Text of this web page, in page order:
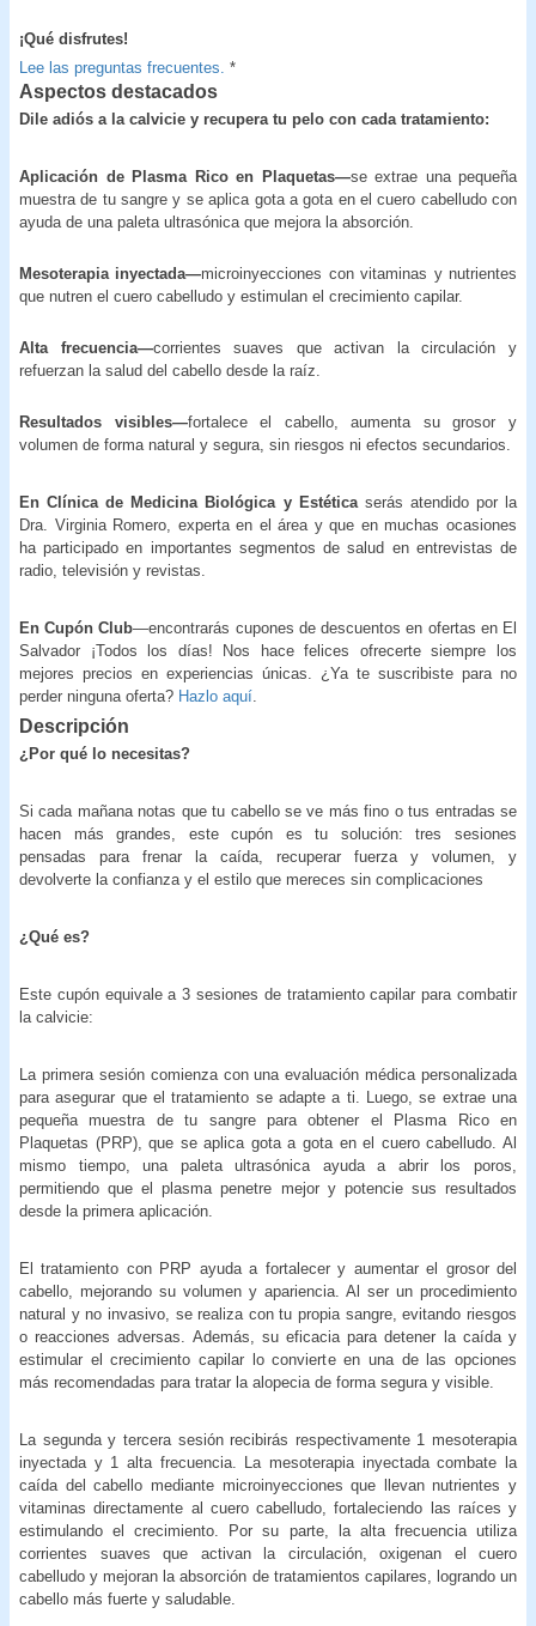
¡Qué disfrutes!
Lee las preguntas frecuentes. *
Aspectos destacados
Dile adiós a la calvicie y recupera tu pelo con cada tratamiento:
Aplicación de Plasma Rico en Plaquetas—se extrae una pequeña
muestra de tu sangre y se aplica gota a gota en el cuero cabelludo con
ayuda de una paleta ultrasónica que mejora la absorción.
Mesoterapia inyectada—microinyecciones con vitaminas y nutrientes
que nutren el cuero cabelludo y estimulan el crecimiento capilar.
Alta frecuencia—corrientes suaves que activan la circulación y
refuerzan la salud del cabello desde la raíz.
Resultados visibles—fortalece el cabello, aumenta su grosor y
volumen de forma natural y segura, sin riesgos ni efectos secundarios.
En Clínica de Medicina Biológica y Estética serás atendido por la
Dra. Virginia Romero, experta en el área y que en muchas ocasiones
ha participado en importantes segmentos de salud en entrevistas de
radio, televisión y revistas.
En Cupón Club—encontrarás cupones de descuentos en ofertas en El
Salvador ¡Todos los días! Nos hace felices ofrecerte siempre los
mejores precios en experiencias únicas. ¿Ya te suscribiste para no
perder ninguna oferta? Hazlo aquí
Descripción
¿Por qué lo necesitas?
Si cada mañana notas que tu cabello se ve más fino o tus entradas se
hacen más grandes, este cupón es tu solución: tres sesiones
pensadas para frenar la caída, recuperar fuerza y volumen, y
devolverte la confianza y el estilo que mereces sin complicaciones
¿Qué es?
Este cupón equivale a 3 sesiones de tratamiento capilar para combatir
la calvicie:
La primera sesión comienza con una evaluación médica personalizada
para asegurar que el tratamiento se adapte a ti. Luego, se extrae una
pequeña muestra de tu sangre para obtener el Plasma Rico en
Plaquetas (PRP), que se aplica gota a gota en el cuero cabelludo. Al
mismo tiempo, una paleta ultrasónica ayuda a abrir los poros,
permitiendo que el plasma penetre mejor y potencie sus resultados
desde la primera aplicación.
El tratamiento con PRP ayuda a fortalecer y aumentar el grosor del
cabello, mejorando su volumen y apariencia. Al ser un procedimiento
natural y no invasivo, se realiza con tu propia sangre, evitando riesgos
o reacciones adversas. Además, su eficacia para detener la caída y
estimular el crecimiento capilar lo convierte en una de las opciones
más recomendadas para tratar la alopecia de forma segura y visible.
La segunda y tercera sesión recibirás respectivamente 1 mesoterapia
inyectada y 1 alta frecuencia. La mesoterapia inyectada combate la
caída del cabello mediante microinyecciones que llevan nutrientes y
vitaminas directamente al cuero cabelludo, fortaleciendo las raíces y
estimulando el crecimiento. Por su parte, la alta frecuencia utiliza
corrientes suaves que activan la circulación, oxigenan el cuero
cabelludo y mejoran la absorción de tratamientos capilares, logrando un
cabello más fuerte y saludable.